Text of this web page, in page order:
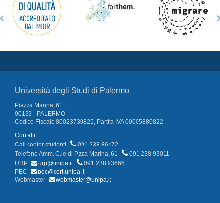
Università degli Studi di Palermo
Piazza Marina, 61
90133 - PALERMO
Codice Fiscale 80023730825, Partita IVA 00605880822
Contatti
Call center studenti
091 238 86472
Telefono Amm. C.le di P.zza Marina, 61
091 238 93011
URP
urp@unipa.it
091 238 93666
PEC
pec@cert.unipa.it
Webmaster
webmaster@unipa.it